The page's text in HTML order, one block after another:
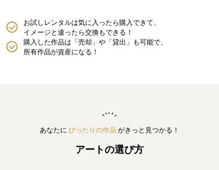
購入した作品は「売却」や「貸出」も可能で、
所有作品が資産になる！
お試しレンタルは気に入ったら購入できて、
イメージと違ったら交換もできる！
あなたに ぴったりの作品 がきっと見つかる！
アートの選び方